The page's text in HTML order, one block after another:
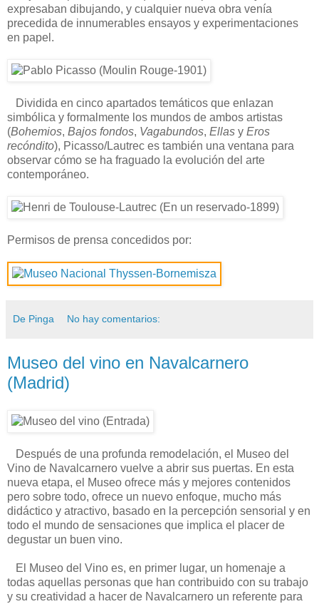
expresaban dibujando, y cualquier nueva obra venía
precedida de innumerables ensayos y experimentaciones
en papel.
Dividida en cinco apartados temáticos que enlazan
simbólica y formalmente los mundos de ambos artistas
(Bohemios, Bajos fondos, Vagabundos, Ellas y Eros
recóndito), Picasso/Lautrec es también una ventana para
observar cómo se ha fraguado la evolución del arte
contemporáneo.
Permisos de prensa concedidos por:
De Pinga No hay comentarios:
Museo del vino en Navalcarnero
(Madrid)
Después de una profunda remodelación, el Museo del
Vino de Navalcarnero vuelve a abrir sus puertas. En esta
nueva etapa, el Museo ofrece más y mejores contenidos
pero sobre todo, ofrece un nuevo enfoque, mucho más
didáctico y atractivo, basado en la percepción sensorial y en
todo el mundo de sensaciones que implica el placer de
degustar un buen vino.
El Museo del Vino es, en primer lugar, un homenaje a
todas aquellas personas que han contribuido con su trabajo
y su creatividad a hacer de Navalcarnero un referente para